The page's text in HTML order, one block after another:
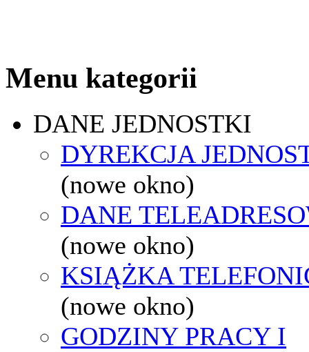
Menu kategorii
DANE JEDNOSTKI
DYREKCJA
(nowe okno)
DANE
(nowe okno)
KSIĄŻKA
(nowe okno)
GODZINY PRACY I